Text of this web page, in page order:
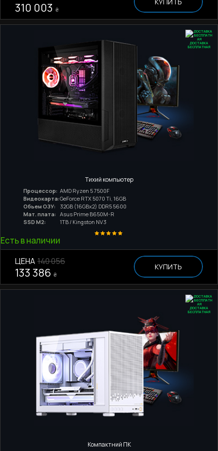
310 003 ₴
ДОСТАВКА
БЕСПЛАТНАЯ
Тихий компьютер
Процессор: AMD Ryzen 5 7500F
Видеокарта:GeForce RTX 5070 Ti, 16GB
Обьем ОЗУ:
32GB (16GBx2) DDR5 5600
Мат. плата:
Asus Prime B650M-R
SSD M2:
1TB / Kingston NV3
Есть в наличии
ЦЕНА 140 056
133 386 ₴
КУПИТЬ
ДОСТАВКА
БЕСПЛАТНАЯ
Компактний ПК